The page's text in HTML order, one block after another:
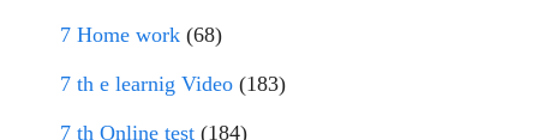
7 Home work (68)
7 th e learnig Video (183)
7 th Online test (184)